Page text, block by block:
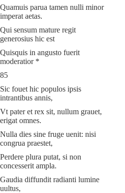
Quamuis parua tamen nulli minor
imperat aetas.
Qui sensum mature regit
generosius hic est
Quisquis in angusto fuerit
moderatior *
85
Sic fouet hic populos ipsis
intrantibus annis,
Vt pater et rex sit, nullum grauet,
erigat omnes.
Nulla dies sine fruge uenit: nisi
congrua praestet,
Perdere plura putat, si non
concesserit ampla.
Gaudia diffundit radianti lumine
uultus,